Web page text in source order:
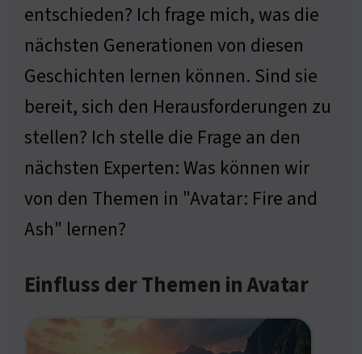
entschieden? Ich frage mich, was die
nächsten Generationen von diesen
Geschichten lernen können. Sind sie
bereit, sich den Herausforderungen zu
stellen? Ich stelle die Frage an den
nächsten Experten: Was können wir
von den Themen in "Avatar: Fire and
Ash" lernen?
Einfluss der Themen in Avatar